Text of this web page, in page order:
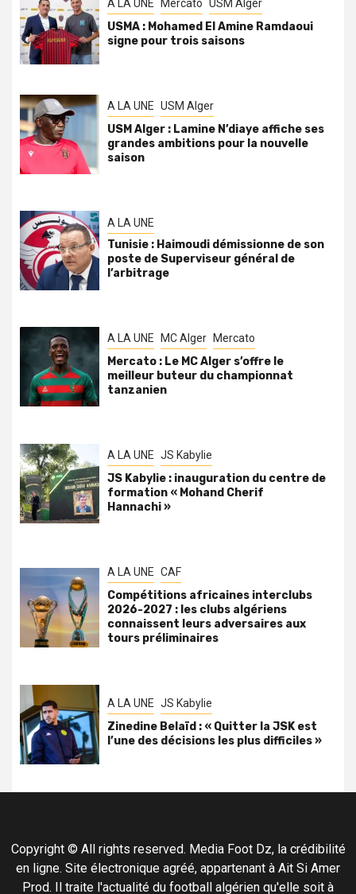
A LA UNE Mercato USM Alger
USMA : Mohamed El Amine Ramdaoui
signe pour trois saisons
A LA UNE USM Alger
USM Alger : Lamine N’diaye affiche ses
grandes ambitions pour la nouvelle
saison
A LA UNE
Tunisie : Haimoudi démissionne de son
poste de Superviseur général de
l’arbitrage
A LA UNE MC Alger Mercato
Mercato : Le MC Alger s’offre le
meilleur buteur du championnat
tanzanien
A LA UNE JS Kabylie
JS Kabylie : inauguration du centre de
formation « Mohand Cherif
Hannachi »
A LA UNE CAF
Compétitions africaines interclubs
2026-2027 : les clubs algériens
connaissent leurs adversaires aux
tours préliminaires
A LA UNE JS Kabylie
Zinedine Belaïd : « Quitter la JSK est
l’une des décisions les plus difficiles »
Copyright © All rights reserved. Media Foot Dz, la crédibilité
en ligne. Site électronique agréé, appartenant à Ait Si Amer
Prod. Il traite l'actualité du football algérien qu'elle soit à